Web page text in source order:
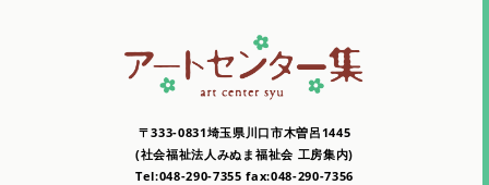
〒333-0831埼玉県川口市木曽呂1445
(社会福祉法人みぬま福祉会 工房集内)
Tel:048-290-7355 fax:048-290-7356